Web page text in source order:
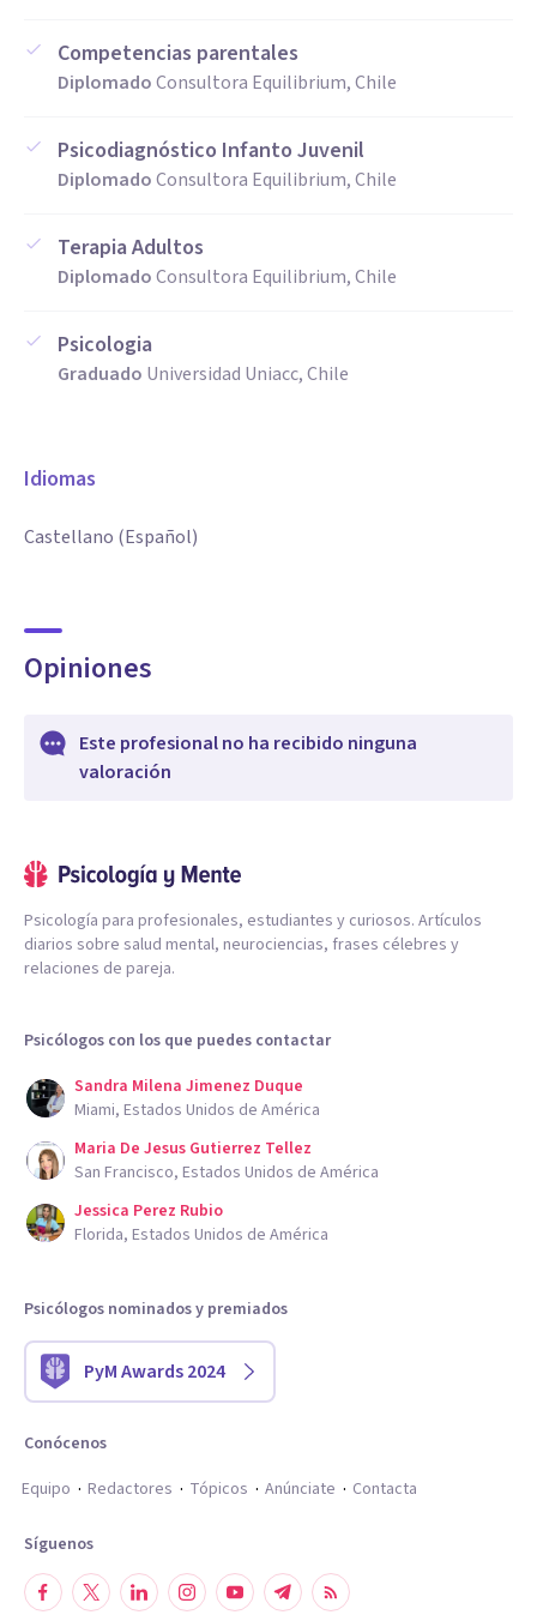
Competencias parentales
DiplomadoConsultora Equilibrium, Chile
Psicodiagnóstico Infanto Juvenil
DiplomadoConsultora Equilibrium, Chile
Terapia Adultos
DiplomadoConsultora Equilibrium, Chile
Psicologia
Graduado Universidad Uniacc, Chile
Idiomas
Castellano (Español)
Opiniones
Este profesional no ha recibido ninguna
valoración
Psicología para profesionales, estudiantes y curiosos. Artículos
diarios sobre salud mental, neurociencias, frases célebres y
relaciones de pareja.
Psicólogos con los que puedes contactar
Sandra Milena Jimenez Duque
Miami, Estados Unidos de América
Maria De Jesus Gutierrez Tellez
San Francisco, Estados Unidos de América
Jessica Perez Rubio
Florida, Estados Unidos de América
Psicólogos nominados y premiados
PyM Awards 2024
Conócenos
Equipo
Redactores Tópicos Anúnciate Contacta
Síguenos